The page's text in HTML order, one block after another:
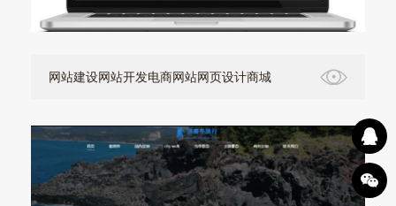
网站建设网站开发电商网站网页设计商城